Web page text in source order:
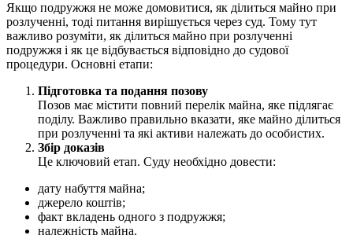
Якщо подружжя не може домовитися, як ділиться майно при
розлученні, тоді питання вирішується через суд. Тому тут
важливо розуміти, як ділиться майно при розлученні
подружжя і як це відбувається відповідно до судової
процедури. Основні етапи:
Підготовка та подання позову
Позов має містити повний перелік майна, яке підлягає
поділу. Важливо правильно вказати, яке майно ділиться
при розлученні та які активи належать до особистих.
Збір доказів
Це ключовий етап. Суду необхідно довести:
дату набуття майна;
джерело коштів;
факт вкладень одного з подружжя;
належність майна.